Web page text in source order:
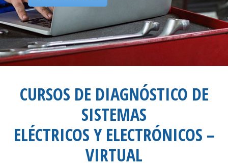
CURSOS DE DIAGNÓSTICO DE
SISTEMAS
ELÉCTRICOS Y ELECTRÓNICOS –
VIRTUAL